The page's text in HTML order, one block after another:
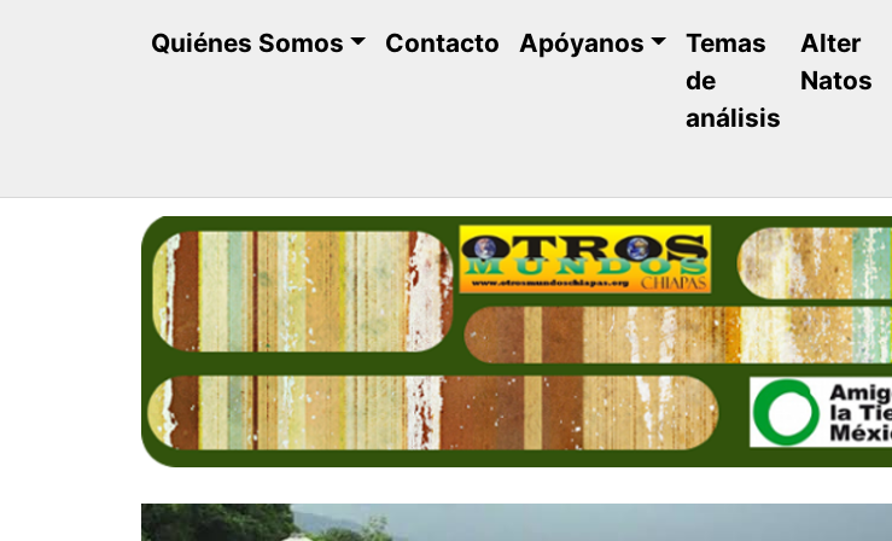
Quiénes Somos Contacto Apóyanos
Temas
de
análisis
Alter
Natos